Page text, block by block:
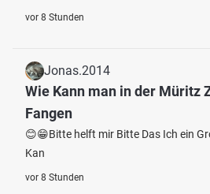
vor 8 Stunden
Jonas.2014
Wie Kann man in der Müritz
Fangen
😊😁Bitte helft mir Bitte Das Ich ein
Kan
vor 8 Stunden